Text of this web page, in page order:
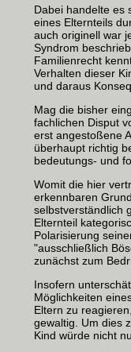
Dabei handelte es
eines Elternteils
auch originell war
Syndrom
Familienrecht
Verhalten dieser
und daraus
Mag die bisher
fachlichen Disput
erst angestoßene
überhaupt richtig
bedeutungs- und
Womit die hier
erkennbaren
selbstverständlich
Elternteil
Polarisierung
"ausschließlich
zunächst zum
Insofern
Möglichkeiten
Eltern zu
gewaltig. Um dies
Kind würde nicht